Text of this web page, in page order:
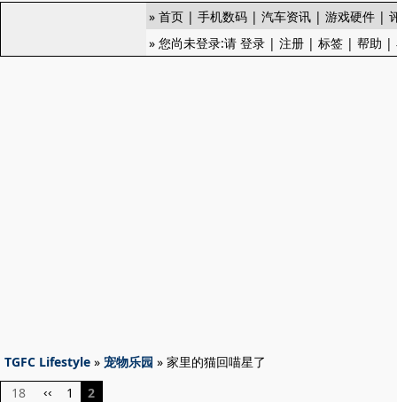
» 首页 | 手机数码 | 汽车资讯 | 游戏硬件 |
» 您尚未登录:请 登录 | 注册 | 标签 | 帮助 |
TGFC Lifestyle » 宠物乐园 » 家里的猫回喵星了
18
‹‹ 1
2